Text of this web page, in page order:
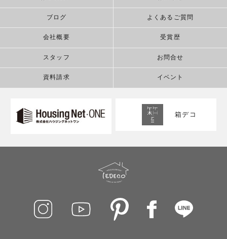
ブログ よくあるご質問
会社概要 受賞歴
スタッフ お問合せ
資料請求 イベント
箱デコ